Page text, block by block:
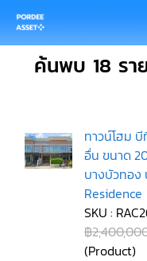
ค้นพบ 18 รา
ทาวน์โฮม
อื่น ขนาด
บางบัวทอง
Residence
SKU :
฿
(Product)